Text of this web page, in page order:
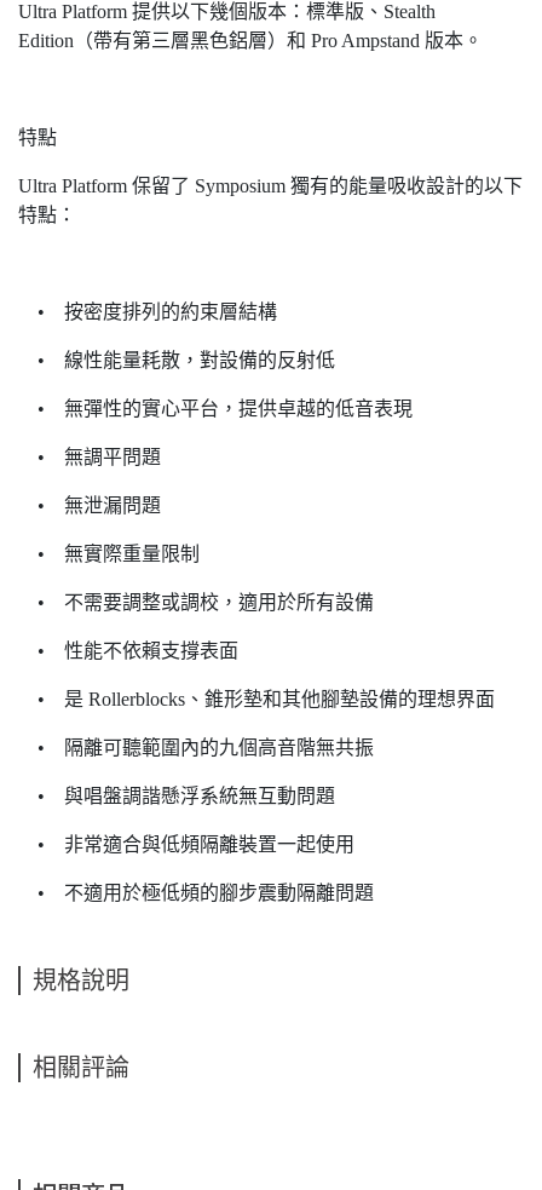
Ultra Platform 提供以下幾個版本：標準版、Stealth
Edition（帶有第三層黑色鋁層）和 Pro Ampstand 版本。
特點
Ultra Platform 保留了 Symposium 獨有的能量吸收設計的以下
特點：
• 按密度排列的約束層結構
• 線性能量耗散，對設備的反射低
• 無彈性的實心平台，提供卓越的低音表現
• 無調平問題
• 無泄漏問題
• 無實際重量限制
• 不需要調整或調校，適用於所有設備
• 性能不依賴支撐表面
• 是 Rollerblocks、錐形墊和其他腳墊設備的理想界面
• 隔離可聽範圍內的九個高音階無共振
• 與唱盤調諧懸浮系統無互動問題
• 非常適合與低頻隔離裝置一起使用
• 不適用於極低頻的腳步震動隔離問題
規格說明
相關評論